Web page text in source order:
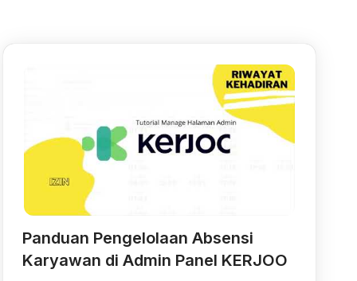
Panduan Pengelolaan Absensi
Karyawan di Admin Panel KERJOO